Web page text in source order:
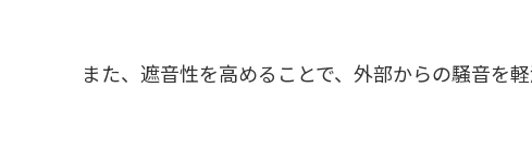
また、遮音性を高めることで、外部からの騒音を